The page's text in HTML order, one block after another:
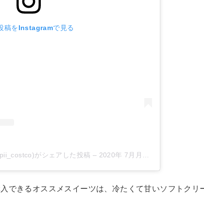
稿をInstagramで見る
がシェアした投稿 – 2020年 7月月14日午後2時00分PDT
できるオススメスイーツは、冷たくて甘いソフトクリ